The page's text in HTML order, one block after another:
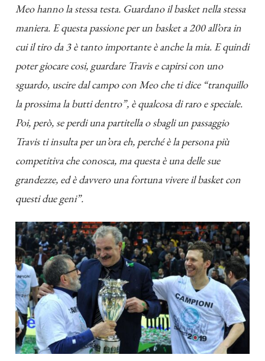
Meo hanno la stessa testa. Guardano il basket nella stessa
maniera. E questa passione per un basket a 200 all’ora in
cui il tiro da 3 è tanto importante è anche la mia. E quindi
poter giocare cosi, guardare Travis e capirsi con uno
sguardo, uscire dal campo con Meo che ti dice “tranquillo
la prossima la butti dentro”, è qualcosa di raro e speciale.
Poi, però, se perdi una partitella o sbagli un passaggio
Travis ti insulta per un’ora eh, perché è la persona più
competitiva che conosca, ma questa è una delle sue
grandezze, ed è davvero una fortuna vivere il basket con
questi due geni”.